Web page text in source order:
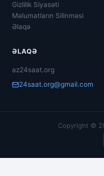
Gizlilik Siyasəti
Məlumatların Silinməsi
Əlaqə
ƏLAQƏ
az24saat.org
24saat.org@gmail.com
Copyright ©